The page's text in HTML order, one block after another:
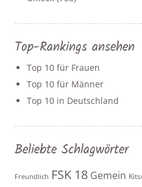
Top-Rankings ansehen
Top 10 für Frauen
Top 10 für Männer
Top 10 in Deutschland
Beliebte Schlagwörter
Freundlich FSK 18 Gemein